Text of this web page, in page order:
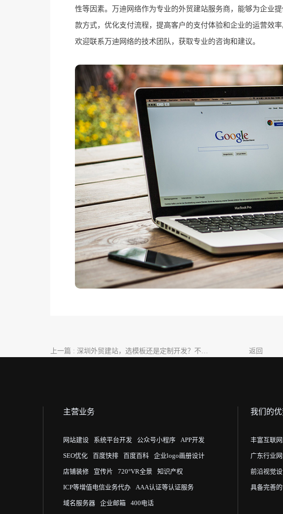
性等因素。万迪网络作为专业的外贸建站服务商，能够为企业
款方式，优化支付流程，提高客户的支付体验和企业的运营效
欢迎联系万迪网络的技术团队，获取专业的咨询和建议。
上一篇 : 深圳外贸建站，选模板还是定制开发？不同
返回
主营业务
网站建设 系统平台开发 公众号小程序 APP开发
SEO优化 百度快排 百度百科 企业logo画册设计
店铺装修 宣传片 720°VR全景 知识产权
ICP等增值电信业务代办 AAA认证等认证服务
域名服务器 企业邮箱 400电话
我们的
丰富互联
广东行业
前沿视觉
具备完善